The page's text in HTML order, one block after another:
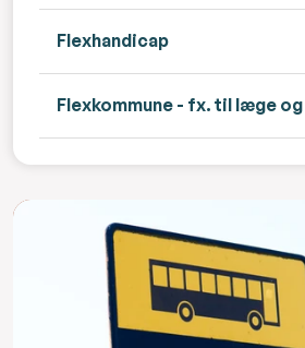
Flexhandicap
Flexkommune - fx. til læge